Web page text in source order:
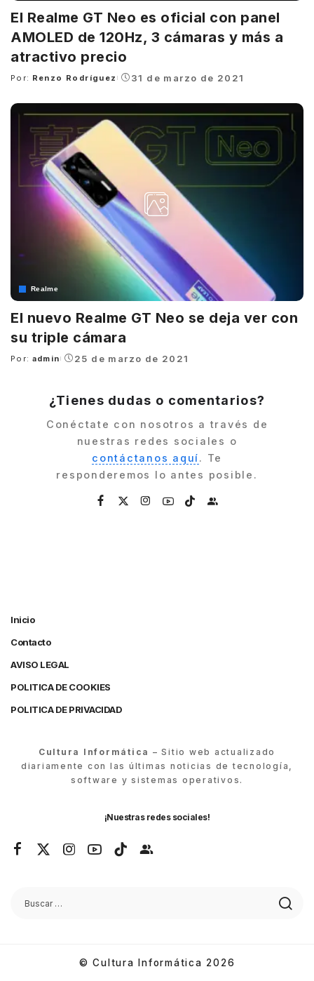
El Realme GT Neo es oficial con panel
AMOLED de 120Hz, 3 cámaras y más a
atractivo precio
Posted
Por: Renzo Rodríguez 31 de marzo de 2021
Realme
El nuevo Realme GT Neo se deja ver con
su triple cámara
Posted
Por: admin 25 de marzo de 2021
¿Tienes dudas o comentarios?
Conéctate con nosotros a través de
nuestras redes sociales o
contáctanos aquí. Te
responderemos lo antes posible.
Inicio
Contacto
AVISO LEGAL
POLITICA DE COOKIES
POLITICA DE PRIVACIDAD
Cultura Informática – Sitio web actualizado
diariamente con las últimas noticias de tecnología,
software y sistemas operativos.
¡Nuestras redes sociales!
© Cultura Informática 2026